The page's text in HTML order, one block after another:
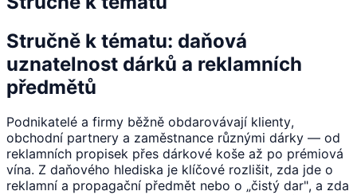
Stručně k tématu: daňová
uznatelnost dárků a reklamních
předmětů
Podnikatelé a firmy běžně obdarovávají klienty,
obchodní partnery a zaměstnance různými dárky — od
reklamních propisek přes dárkové koše až po prémiová
vína. Z daňového hlediska je klíčové rozlišit, zda jde o
reklamní a propagační předmět nebo o „čistý dar", a zda